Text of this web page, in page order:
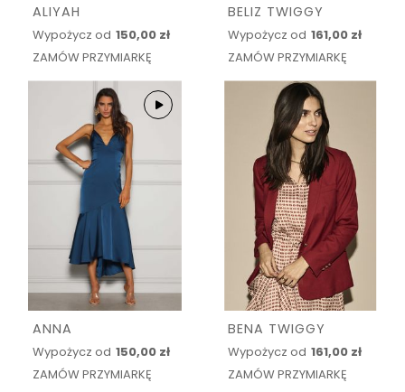
ALIYAH
Wypożycz od 150,00 zł
ZAMÓW PRZYMIARKĘ
BELIZ TWIGGY
Wypożycz od 161,00 zł
ZAMÓW PRZYMIARKĘ
ANNA
Wypożycz od 150,00 zł
ZAMÓW PRZYMIARKĘ
BENA TWIGGY
Wypożycz od 161,00 zł
ZAMÓW PRZYMIARKĘ